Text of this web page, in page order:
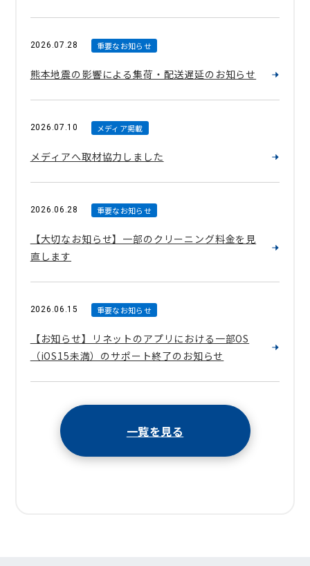
2026.07.28 重要なお知らせ
熊本地震の影響による集荷・配送遅延のお知らせ
2026.07.10 メディア掲載
メディアへ取材協力しました
2026.06.28 重要なお知らせ
【大切なお知らせ】一部のクリーニング料金を見
直します
2026.06.15 重要なお知らせ
【お知らせ】リネットのアプリにおける一部OS
（iOS15未満）のサポート終了のお知らせ
一覧を見る